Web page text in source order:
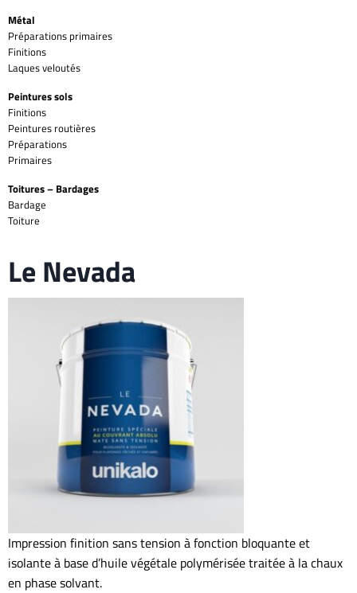
Métal
Préparations primaires
Finitions
Laques veloutés
Peintures sols
Finitions
Peintures routières
Préparations
Primaires
Toitures – Bardages
Bardage
Toiture
Le Nevada
Impression finition sans tension à fonction bloquante et
isolante à base d’huile végétale polymérisée traitée à la chaux
en phase solvant.